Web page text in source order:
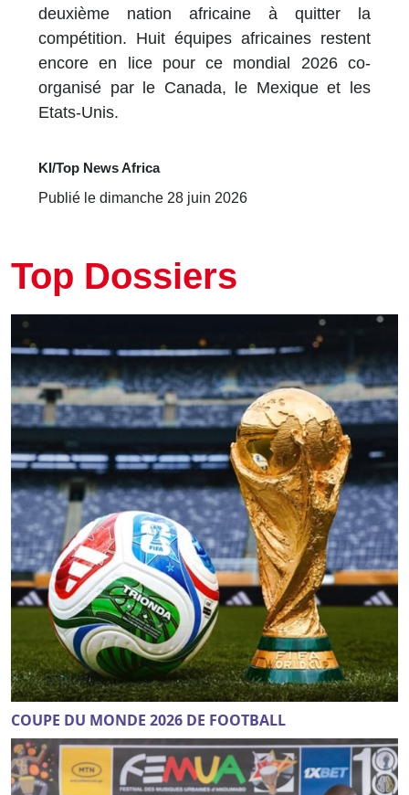
deuxième nation africaine à quitter la
compétition. Huit équipes africaines restent
encore en lice pour ce mondial 2026 co-
organisé par le Canada, le Mexique et les
Etats-Unis.
KI/Top News Africa
Publié le dimanche 28 juin 2026
Top Dossiers
COUPE DU MONDE 2026 DE FOOTBALL